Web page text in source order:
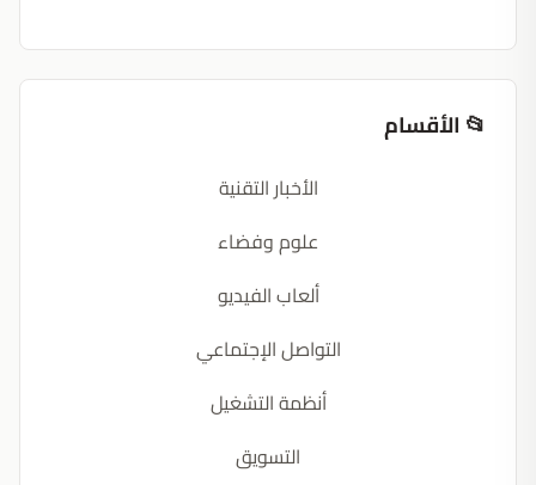
📂 الأقسام
الأخبار التقنية
علوم وفضاء
ألعاب الفيديو
التواصل الإجتماعي
أنظمة التشغيل
التسويق